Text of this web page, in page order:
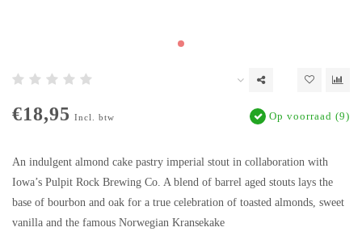
€18,95 Incl. btw Op voorraad (9)
An indulgent almond cake pastry imperial stout in collaboration with
Iowa’s Pulpit Rock Brewing Co. A blend of barrel aged stouts lays the
base of bourbon and oak for a true celebration of toasted almonds, sweet
vanilla and the famous Norwegian Kransekake